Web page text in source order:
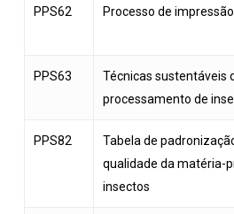
PPS62 Processo de
PPS63
Técnicas sustentáveis
processamento de
PPS82
Tabela de
qualidade da matéria-
insectos